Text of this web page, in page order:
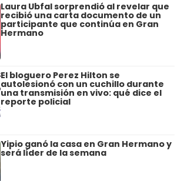
Laura Ubfal sorprendió al revelar que
recibió una carta documento de un
participante que continúa en Gran
Hermano
El bloguero Perez Hilton se
autolesionó con un cuchillo durante
una transmisión en vivo: qué dice el
reporte policial
Yipio ganó la casa en Gran Hermano y
será líder de la semana